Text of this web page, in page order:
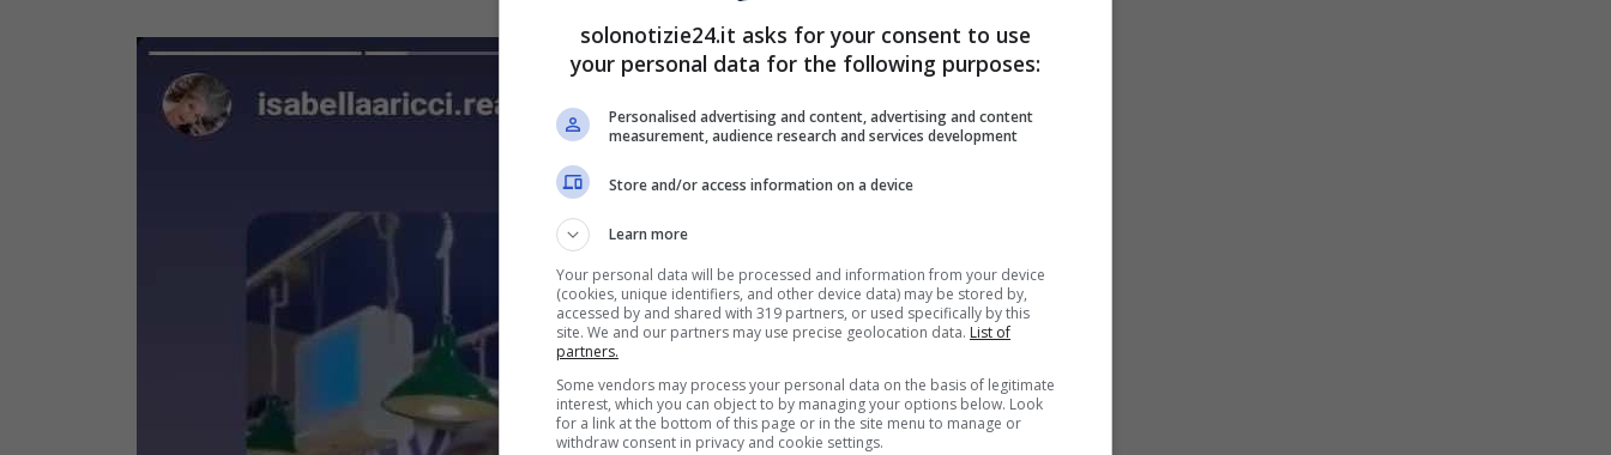
solonotizie24.it asks for your consent to use
your personal data for the following purposes:
Personalised advertising and content, advertising and content
measurement, audience research and services development
Store and/or access information on a device
Learn more
Your personal data will be processed and information from your device
(cookies, unique identifiers, and other device data) may be stored by,
accessed by and shared with 319 partners, or used specifically by this
site. We and our partners may use precise geolocation data. List of
partners.
Some vendors may process your personal data on the basis of legitimate
interest, which you can object to by managing your options below. Look
for a link at the bottom of this page or in the site menu to manage or
withdraw consent in privacy and cookie settings.